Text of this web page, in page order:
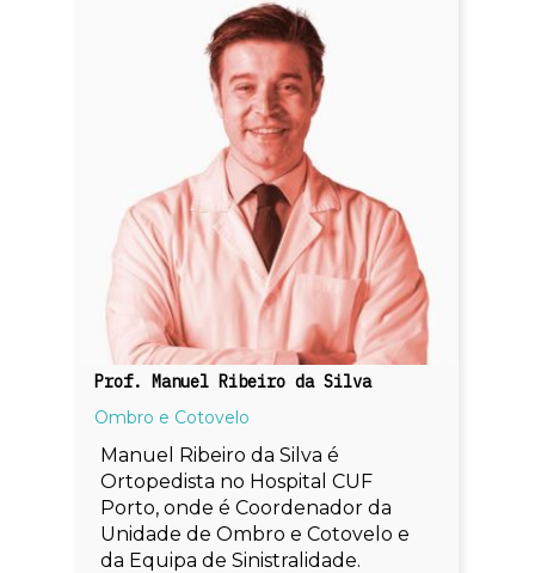
Prof. Manuel Ribeiro da Silva
Ombro e Cotovelo
Manuel Ribeiro da Silva é
Ortopedista no Hospital CUF
Porto, onde é Coordenador da
Unidade de Ombro e Cotovelo e
da Equipa de Sinistralidade.